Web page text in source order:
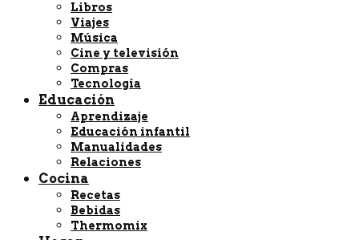
Libros
Viajes
Música
Cine y televisión
Compras
Tecnología
Educación
Aprendizaje
Educación infantil
Manualidades
Relaciones
Cocina
Recetas
Bebidas
Thermomix